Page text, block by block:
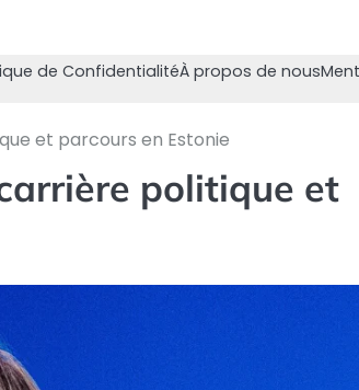
de ConfidentialitéÀ propos de nous
et parcours en Estonie
politique et